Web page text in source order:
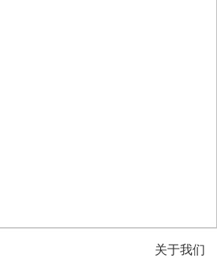
关于我们